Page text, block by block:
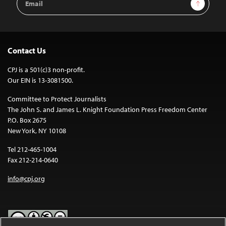
Address
Contact Us
CPJ is a 501(c)3 non-profit.
Our EIN is 13-3081500.
Committee to Protect Journalists
The John S. and James L. Knight Foundation Press Freedom Center
P.O. Box 2675
New York, NY 10108
Tel 212-465-1004
Fax 212-214-0640
info@cpj.org